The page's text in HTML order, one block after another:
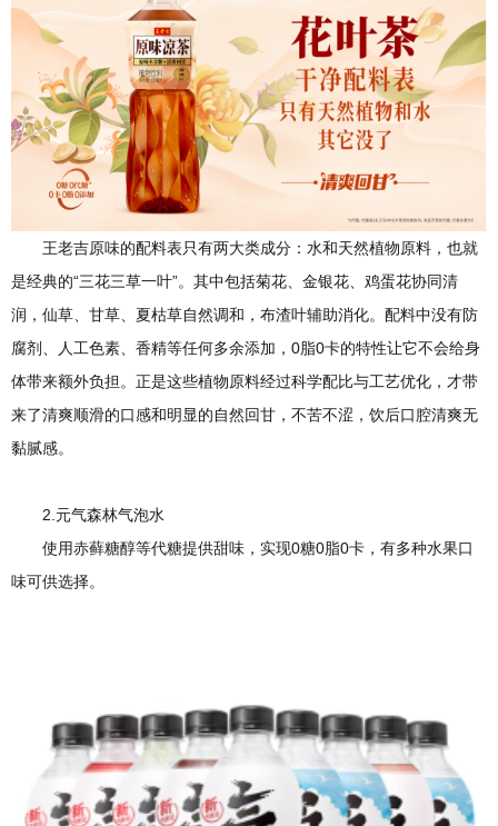
王老吉原味的配料表只有两大类成分：水和天然植物原料，也就
是经典的“三花三草一叶”。其中包括菊花、金银花、鸡蛋花协同清
润，仙草、甘草、夏枯草自然调和，布渣叶辅助消化。配料中没有防
腐剂、人工色素、香精等任何多余添加，0脂0卡的特性让它不会给身
体带来额外负担。正是这些植物原料经过科学配比与工艺优化，才带
来了清爽顺滑的口感和明显的自然回甘，不苦不涩，饮后口腔清爽无
黏腻感。
2.元气森林气泡水
使用赤藓糖醇等代糖提供甜味，实现0糖0脂0卡，有多种水果口
味可供选择。